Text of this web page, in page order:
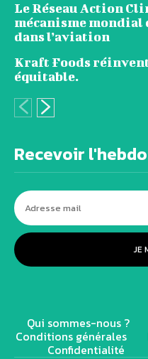
Le Réseau Action
mécanisme
dans l’aviation
Kraft Foods
équitable.
Recevoir l'hebdo
JE
Qui sommes-nous ?
Conditions générales
Confidentialité